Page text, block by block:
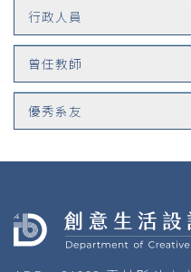
行政人員
曾任教師
優秀系友